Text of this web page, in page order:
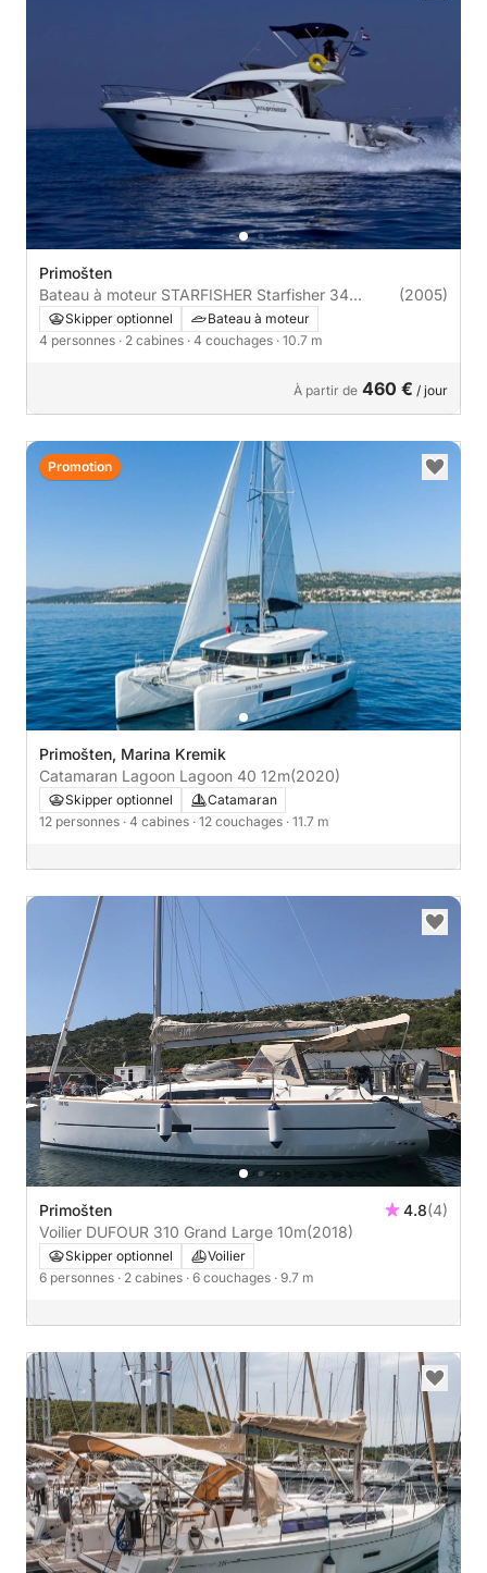
Primošten
Bateau à moteur STARFISHER Starfisher 34
220cv
(2005)
Skipper optionnel
Bateau à moteur
4 personnes · 2 cabines · 4 couchages · 10.7 m
À partir de 460 € / jour
Primošten, Marina Kremik
Catamaran Lagoon Lagoon 40 12m(2020)
Skipper optionnel
Catamaran
12 personnes · 4 cabines · 12 couchages · 11.7 m
Promotion
Primošten 4.8(4)
Voilier DUFOUR 310 Grand Large 10m(2018)
Skipper optionnel
Voilier
6 personnes · 2 cabines · 6 couchages · 9.7 m